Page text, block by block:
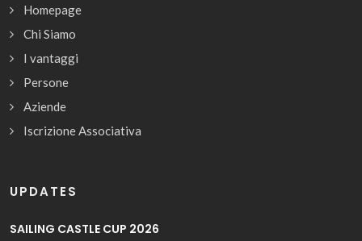
Homepage
Chi Siamo
I vantaggi
Persone
Aziende
Iscrizione Associativa
UPDATES
SAILING CASTLE CUP 2026